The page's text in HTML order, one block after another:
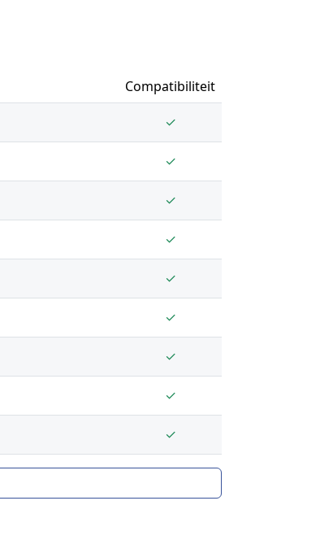
Compatibiliteit
✓
✓
✓
✓
✓
✓
✓
✓
✓